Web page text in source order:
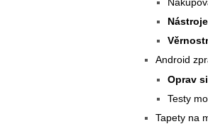
Android
Oprav
Testy
Tapety na